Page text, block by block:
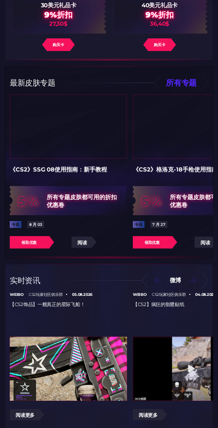
30美元礼品卡
9%折扣
27,30$
购买卡
40美元礼品卡
9%折扣
36,40$
购买卡
最新皮肤专题 所有专题
《CS2》SSG 08使用指南：新手教程
5%
所有专题皮肤都可用的折扣
优惠卷
专题 8 月 03
领取优惠 阅读
《CS2》格洛克-18手枪使用指
5%
所有专题皮肤都
优惠卷
专题 7 月 27
领取优惠 阅读
实时资讯 微博
WEIBO CS2玩家社区俱乐部 05.08.2026
【CS2饰品】一艘真正的星际飞船！
阅读更多
WEIBO CS2玩家社区俱乐部 04.08.2026
【CS2】疯狂的骷髅贴纸
阅读更多